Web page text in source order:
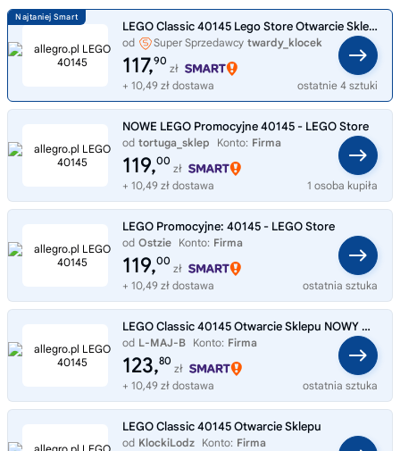
LEGO Classic 40145 Lego Store Otwarcie Sklepu
od Super Sprzedawcy twardy_klocek
117,90
zł
+ 10,49 zł dostawa
ostatnie 4 sztuki
NOWE LEGO Promocyjne 40145 - LEGO Store
od tortuga_sklep Konto: Firma
119,00
zł
+ 10,49 zł dostawa
1 osoba kupiła
LEGO Promocyjne: 40145 - LEGO Store
od Ostzie Konto: Firma
119,00
zł
+ 10,49 zł dostawa
ostatnia sztuka
LEGO Classic 40145 Otwarcie Sklepu NOWY ORYGINALNY ZESTAW KLOCKÓW LEGO!!!
od L-MAJ-B Konto: Firma
123,80
zł
+ 10,49 zł dostawa
ostatnia sztuka
LEGO Classic 40145 Otwarcie Sklepu
od KlockiLodz Konto: Firma